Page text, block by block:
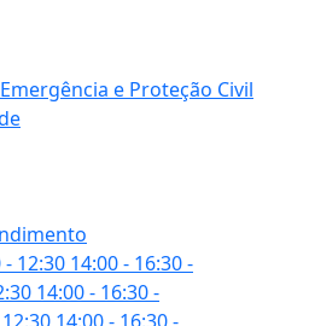
e Proteção Civil
- 12:30 14:00 - 16:30-
14:00 - 16:30-